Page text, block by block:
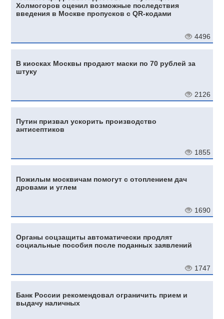
Холмогоров оценил возможные последствия
введения в Москве пропусков с QR-кодами
4496
В киосках Москвы продают маски по 70 рублей за
штуку
2126
Путин призвал ускорить производство
антисептиков
1855
Пожилым москвичам помогут с отоплением дач
дровами и углем
1690
Органы соцзащиты автоматически продлят
социальные пособия после поданных заявлений
1747
Банк России рекомендовал ограничить прием и
выдачу наличных